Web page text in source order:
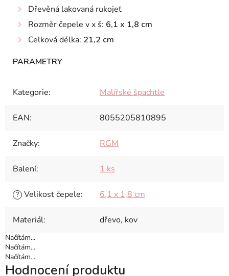
Dřevěná lakovaná rukojeť
Rozměr čepele v x š: 6,1 x 1,8 cm
Celková délka: 21,2 cm
Kategorie: Malířské špachtle
EAN: 8055205810895
Značky: RGM
Balení: 1 ks
? Velikost čepele: 6,1 x 1,8 cm
Materiál: dřevo, kov
Načítám...
Načítám...
Načítám...
Hodnocení produktu